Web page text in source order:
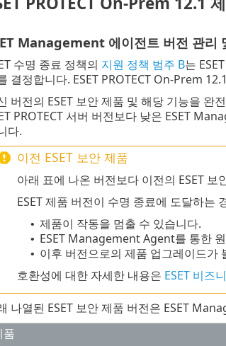
Management 에이전트 버전 관리
수명 종료 정책의 지원 정책 범주 B는
결정합니다. ESET PROTECT On-Prem
버전의 ESET 보안 제품 및 해당 기능을
PROTECT 서버 버전보다 낮은 ESET
다.
이전 ESET 보안 제품
아래 표에 나온 버전보다 이전의 ESET
ESET 제품 버전이 수명 종료에 도달하는
• 제품이 작동을 멈출 수 있습니다.
• ESET Management Agent를 통한
• 이후 버전으로의 제품 업그레이드가
호환성에 대한 자세한 내용은 ESET 비즈
나열된 ESET 보안 제품 버전은 ESET
품